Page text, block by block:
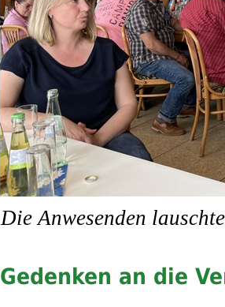
Die Anwesenden
Gedenken an die